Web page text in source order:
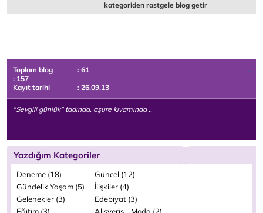
kategoriden rastgele blog getir
Toplam blog
: 61
: 157
Kayıt tarihi
: 26.09.13
"Sevgili günlük" tadında, aşure kıvamında ..
Yazdığım Kategoriler
Deneme (18)
Güncel (12)
Gündelik Yaşam (5)
İlişkiler (4)
Gelenekler (3)
Edebiyat (3)